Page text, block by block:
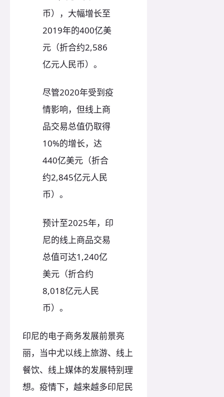
币），大幅增长至
2019年的400亿美
元（折合约2,586
亿元人民币）。
尽管2020年受到疫
情影响，但线上商
品交易总值仍取得
10%的增长，达
440亿美元（折合
约2,845亿元人民
币）。
预计至2025年，印
尼的线上商品交易
总值可达1,240亿
美元（折合约
8,018亿元人民
币）。
印尼的电子商务发展前景亮
丽，当中尤以线上旅游、线上
餐饮、线上媒体的发展特别理
想。疫情下，越来越多印尼民